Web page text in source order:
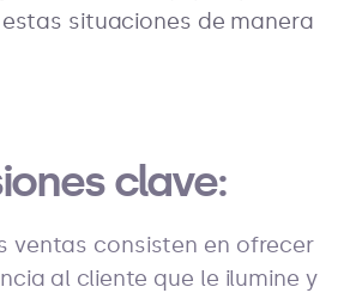
situaciones de manera
clave:
ventas consisten en ofrecer
al cliente que le ilumine y